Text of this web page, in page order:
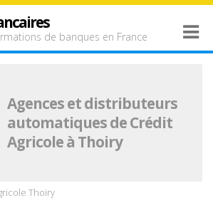
de banques en France
Agences et distributeurs
automatiques de Crédit
Agricole à Thoiry
Thoiry